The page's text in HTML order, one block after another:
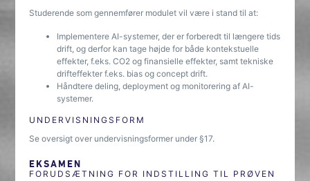
Studerende som gennemfører modulet vil være i stand til at:
Implementere AI-systemer, der er forberedt til længere tids
drift, og derfor kan tage højde for både kontekstuelle
effekter, f.eks. CO2 og finansielle effekter, samt tekniske
drifteffekter f.eks. bias og concept drift.
Håndtere deling, deployment og monitorering af AI-
systemer.
UNDERVISNINGSFORM
Se oversigt over undervisningsformer under §17.
EKSAMEN
FORUDSÆTNING FOR INDSTILLING TIL PRØVEN